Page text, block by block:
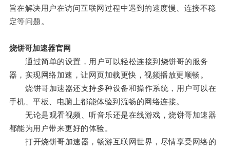
旨在解决用户在访问互联网过程中遇到的速度慢、连接不稳
定等问题。
烧饼哥加速器官网
通过简单的设置，用户可以轻松连接到烧饼哥的服务
器，实现网络加速，让网页加载更快，视频播放更顺畅。
烧饼哥加速器还支持多种设备和操作系统，用户可以在
手机、平板、电脑上都能体验到流畅的网络连接。
无论是观看视频、听音乐还是在线游戏，烧饼哥加速器
都能为用户带来更好的体验。
打开烧饼哥加速器，畅游互联网世界，尽情享受网络的